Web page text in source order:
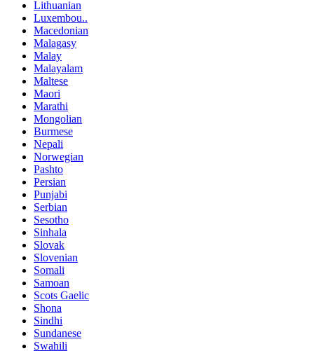
Lithuanian
Luxembou..
Macedonian
Malagasy
Malay
Malayalam
Maltese
Maori
Marathi
Mongolian
Burmese
Nepali
Norwegian
Pashto
Persian
Punjabi
Serbian
Sesotho
Sinhala
Slovak
Slovenian
Somali
Samoan
Scots Gaelic
Shona
Sindhi
Sundanese
Swahili